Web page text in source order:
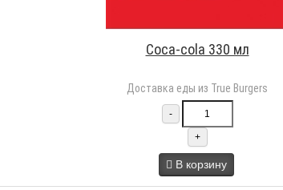
Coca-cola 330 мл
Доставка еды из True Burgers
-
+
В корзину